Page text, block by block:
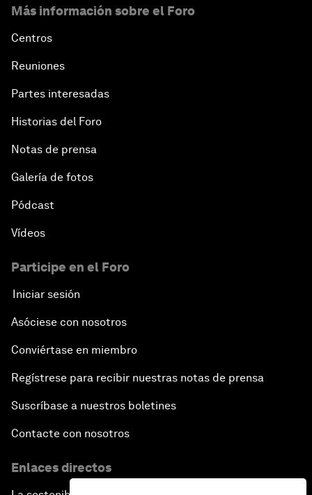
Más información sobre el Foro
Centros
Reuniones
Partes interesadas
Historias del Foro
Notas de prensa
Galería de fotos
Pódcast
Vídeos
Participe en el Foro
Iniciar sesión
Asóciese con nosotros
Conviértase en miembro
Regístrese para recibir nuestras notas de prensa
Suscríbase a nuestros boletines
Contacte con nosotros
Enlaces directos